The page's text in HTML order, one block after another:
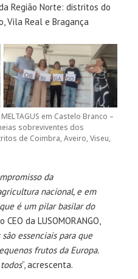
Região Norte: distritos do
Vila Real e Bragança
em Castelo Branco –
sobreviventes dos
de Coimbra, Aveiro, Viseu,
da
nacional, e em
é um pilar basilar do
CEO da LUSOMORANGO,
são essenciais para que
frutos da Europa.
”, acrescenta.